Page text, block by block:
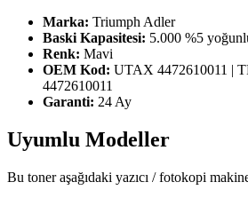
Marka: Triumph Adler
Baski Kapasitesi: 5.000 %5
Renk: Mavi
OEM Kod: UTAX 4472610011 |
4472610011
Garanti: 24 Ay
Uyumlu Modeller
Bu toner aşağıdaki yazıcı / fotokopi